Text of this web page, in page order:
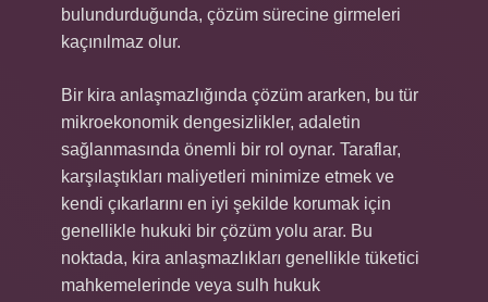
bulundurduğunda, çözüm sürecine girmeleri
kaçınılmaz olur.
Bir kira anlaşmazlığında çözüm ararken, bu tür
mikroekonomik dengesizlikler, adaletin
sağlanmasında önemli bir rol oynar. Taraflar,
karşılaştıkları maliyetleri minimize etmek ve
kendi çıkarlarını en iyi şekilde korumak için
genellikle hukuki bir çözüm yolu arar. Bu
noktada, kira anlaşmazlıkları genellikle tüketici
mahkemelerinde veya sulh hukuk